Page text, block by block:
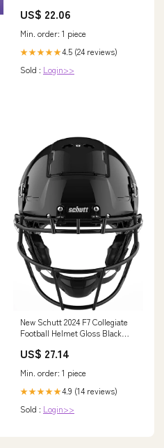
US$ 22.06
Min. order: 1 piece
★★★★★4.5 (24 reviews)
Sold : Login>>
New Schutt 2024 F7 Collegiate
Football Helmet Gloss Black
US$ 27.14
Min. order: 1 piece
★★★★★4.9 (14 reviews)
Sold : Login>>